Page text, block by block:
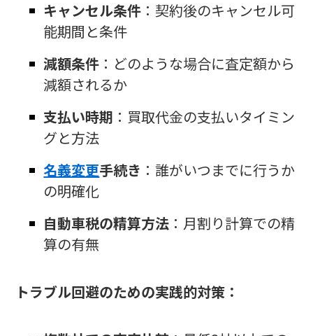
キャンセル条件 ：契約後のキャンセル可
能期間と条件
減額条件 ：どのような場合に査定額から
減額されるか
支払い時期 ：買取代金の支払いタイミン
グと方法
名義変更手続き ：誰がいつまでに行うか
の明確化
自動車税の精算方法 ：月割り計算での精
算の有無
トラブル回避のための実践的対策：